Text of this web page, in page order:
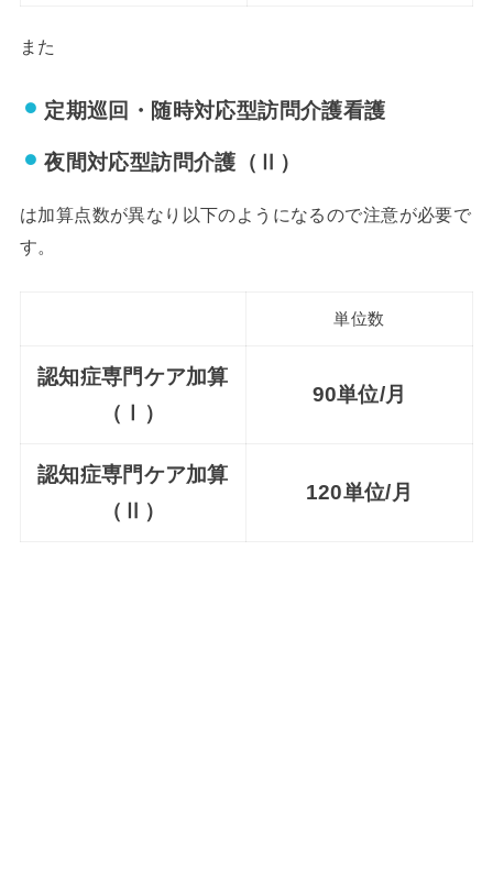
また
定期巡回・随時対応型訪問介護看護
夜間対応型訪問介護（Ⅱ）
は加算点数が異なり以下のようになるので注意が必要で
す。
単位数
認知症専門ケア加算
（Ⅰ）
90単位/月
認知症専門ケア加算
（Ⅱ）
120単位/月